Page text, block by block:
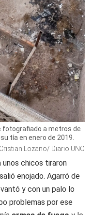
fotografiado a metros de
tía en enero de 2019.
Lozano/ Diario UNO
unos chicos tiraron
salió enojado. Agarró de
y con un palo lo
problemas por ese